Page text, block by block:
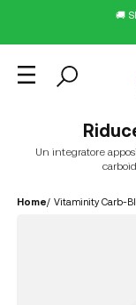
🚚
Un integratore
Home/ Vitaminity Carb-